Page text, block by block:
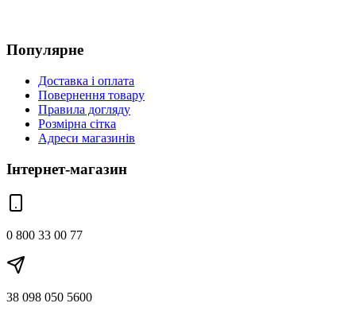
Популярне
Доставка і оплата
Повернення товару
Правила догляду
Розмірна сітка
Адреси магазинів
Інтернет-магазин
0 800 33 00 77
38 098 050 5600